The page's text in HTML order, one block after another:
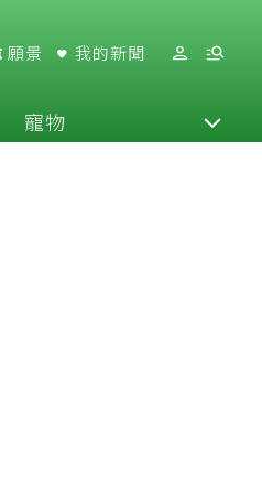
願景 我的新聞
寵物